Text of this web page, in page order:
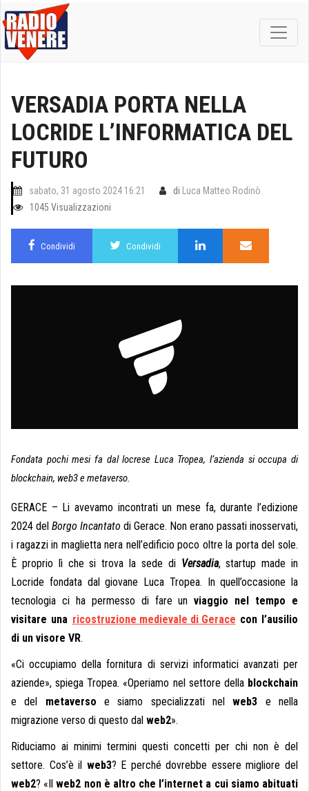
VERSADIA PORTA NELLA
LOCRIDE L’INFORMATICA DEL
FUTURO
sabato, 31 agosto 2024 16:21 di
Luca Matteo Rodinò
1045 Visualizzazioni
Condividi Condividi
Fondata pochi mesi fa dal locrese Luca Tropea, l’azienda si occupa di
blockchain, web3 e metaverso.
GERACE – Li avevamo incontrati un mese fa, durante l’edizione
2024 del Borgo Incantato di Gerace. Non erano passati inosservati,
i ragazzi in maglietta nera nell’edificio poco oltre la porta del sole.
È proprio lì che si trova la sede di Versadia, startup made in
Locride fondata dal giovane Luca Tropea. In quell’occasione la
tecnologia ci ha permesso di fare unviaggio nel tempo e
visitare una ricostruzione medievale di Gerace con l’ausilio
di un visore VR.
«Ci occupiamo della fornitura di servizi informatici avanzati per
aziende», spiega Tropea. «Operiamo nel settore della blockchain
e del metaverso e siamo specializzati nelweb3 e nella
migrazione verso di questo dal web2».
Riduciamo ai minimi termini questi concetti per chi non è del
settore. Cos’è il web3? E perché dovrebbe essere migliore del
web2? «Ilweb2 non è altro che l’internet a cui siamo abituati